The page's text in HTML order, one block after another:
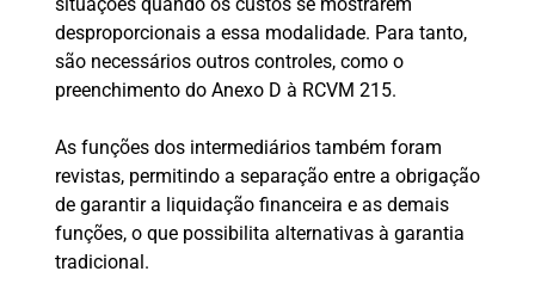
situações quando os custos se mostrarem
desproporcionais a essa modalidade. Para tanto,
são necessários outros controles, como o
preenchimento do Anexo D à RCVM 215.
As funções dos intermediários também foram
revistas, permitindo a separação entre a obrigação
de garantir a liquidação financeira e as demais
funções, o que possibilita alternativas à garantia
tradicional.